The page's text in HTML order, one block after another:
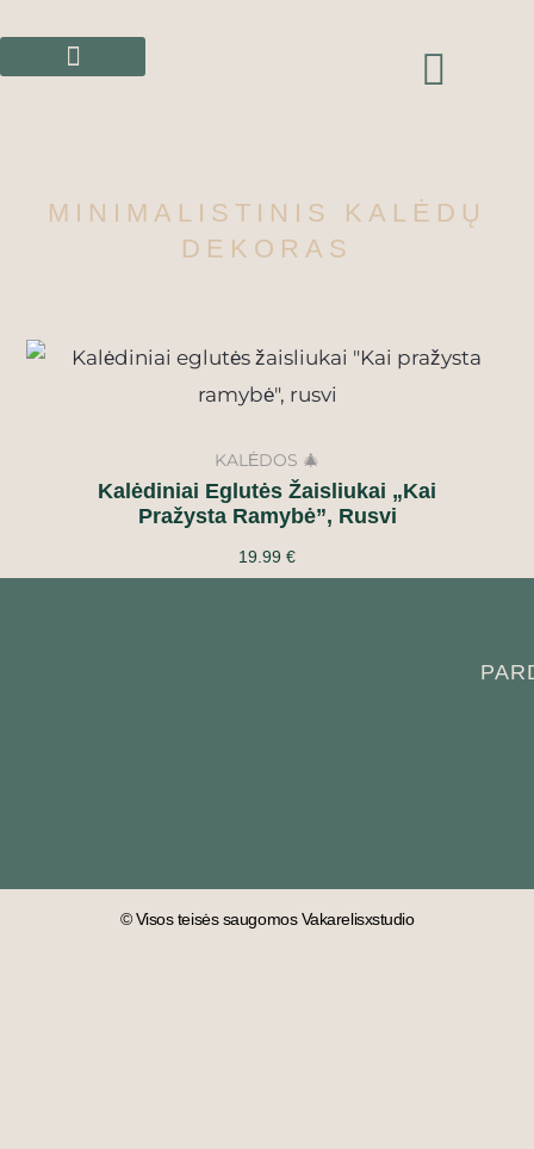
MINIMALISTINIS KALĖDŲ
DEKORAS
KALĖDOS 🎄
Kalėdiniai Eglutės Žaisliukai „Kai
Pražysta Ramybė”, Rusvi
19.99 €
© Visos teisės saugomos Vakarelisxstudio